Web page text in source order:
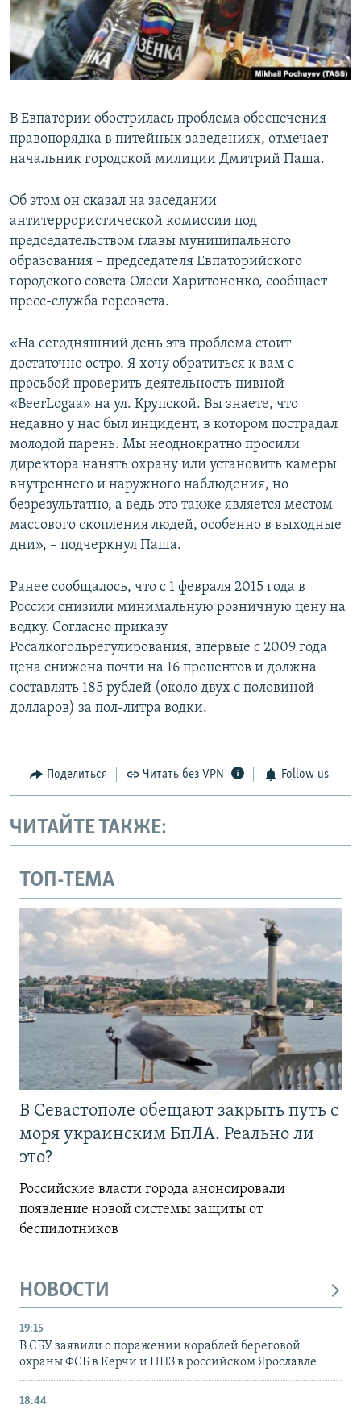
ПОБЕДИТЕЛЕЙ НЕ СУДЯТ?
КРЫМ.НЕПОКОРЕННЫЙ
ELIFBE
ПРИСОЕДИНЯЙТЕСЬ!
Все сайты RFE/RL
В Евпатории обострилась проблема обеспечения
правопорядка в питейных заведениях, отмечает
начальник городcкой милиции Дмитрий Паша.
Об этом он сказал на заседании
антитеррористической комиссии под
председательством главы муниципального
образования – председателя Евпаторийского
городского совета Олеси Харитоненко, сообщает
пресс-служба горсовета.
«На сегодняшний день эта проблема стоит
достаточно остро. Я хочу обратиться к вам с
просьбой проверить деятельность пивной
«BeerLogaa» на ул. Крупской. Вы знаете, что
недавно у нас был инцидент, в котором пострадал
молодой парень. Мы неоднократно просили
директора нанять охрану или установить камеры
внутреннего и наружного наблюдения, но
безрезультатно, а ведь это также является местом
массового скопления людей, особенно в выходные
дни», – подчеркнул Паша.
Ранее сообщалось, что с 1 февраля 2015 года в
России снизили минимальную розничную цену на
водку. Согласно приказу
Росалкогольрегулирования, впервые с 2009 года
цена снижена почти на 16 процентов и должна
составлять 185 рублей (около двух с половиной
долларов) за пол-литра водки.
Поделиться Читать без VPN Follow us
ЧИТАЙТЕ ТАКЖЕ:
ТОП-ТЕМА
В Севастополе обещают закрыть путь с
моря украинским БпЛА. Реально ли
это?
Российские власти города анонсировали
появление новой системы защиты от
беспилотников
НОВОСТИ
19:15
В СБУ заявили о поражении кораблей береговой
охраны ФСБ в Керчи и НПЗ в российском Ярославле
18:44